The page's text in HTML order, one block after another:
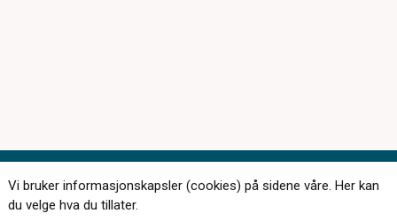
Vi bruker informasjonskapsler (cookies) på sidene våre. Her kan
du velge hva du tillater.